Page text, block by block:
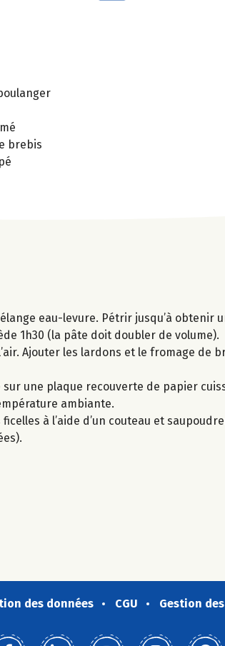
brebis
eau-levure. Pétrir jusqu’à obtenir
1h30 (la pâte doit doubler de volume).
Ajouter les lardons et le fromage de
une plaque recouverte de papier
ambiante.
à l’aide d’un couteau et
des données CGU Gestion